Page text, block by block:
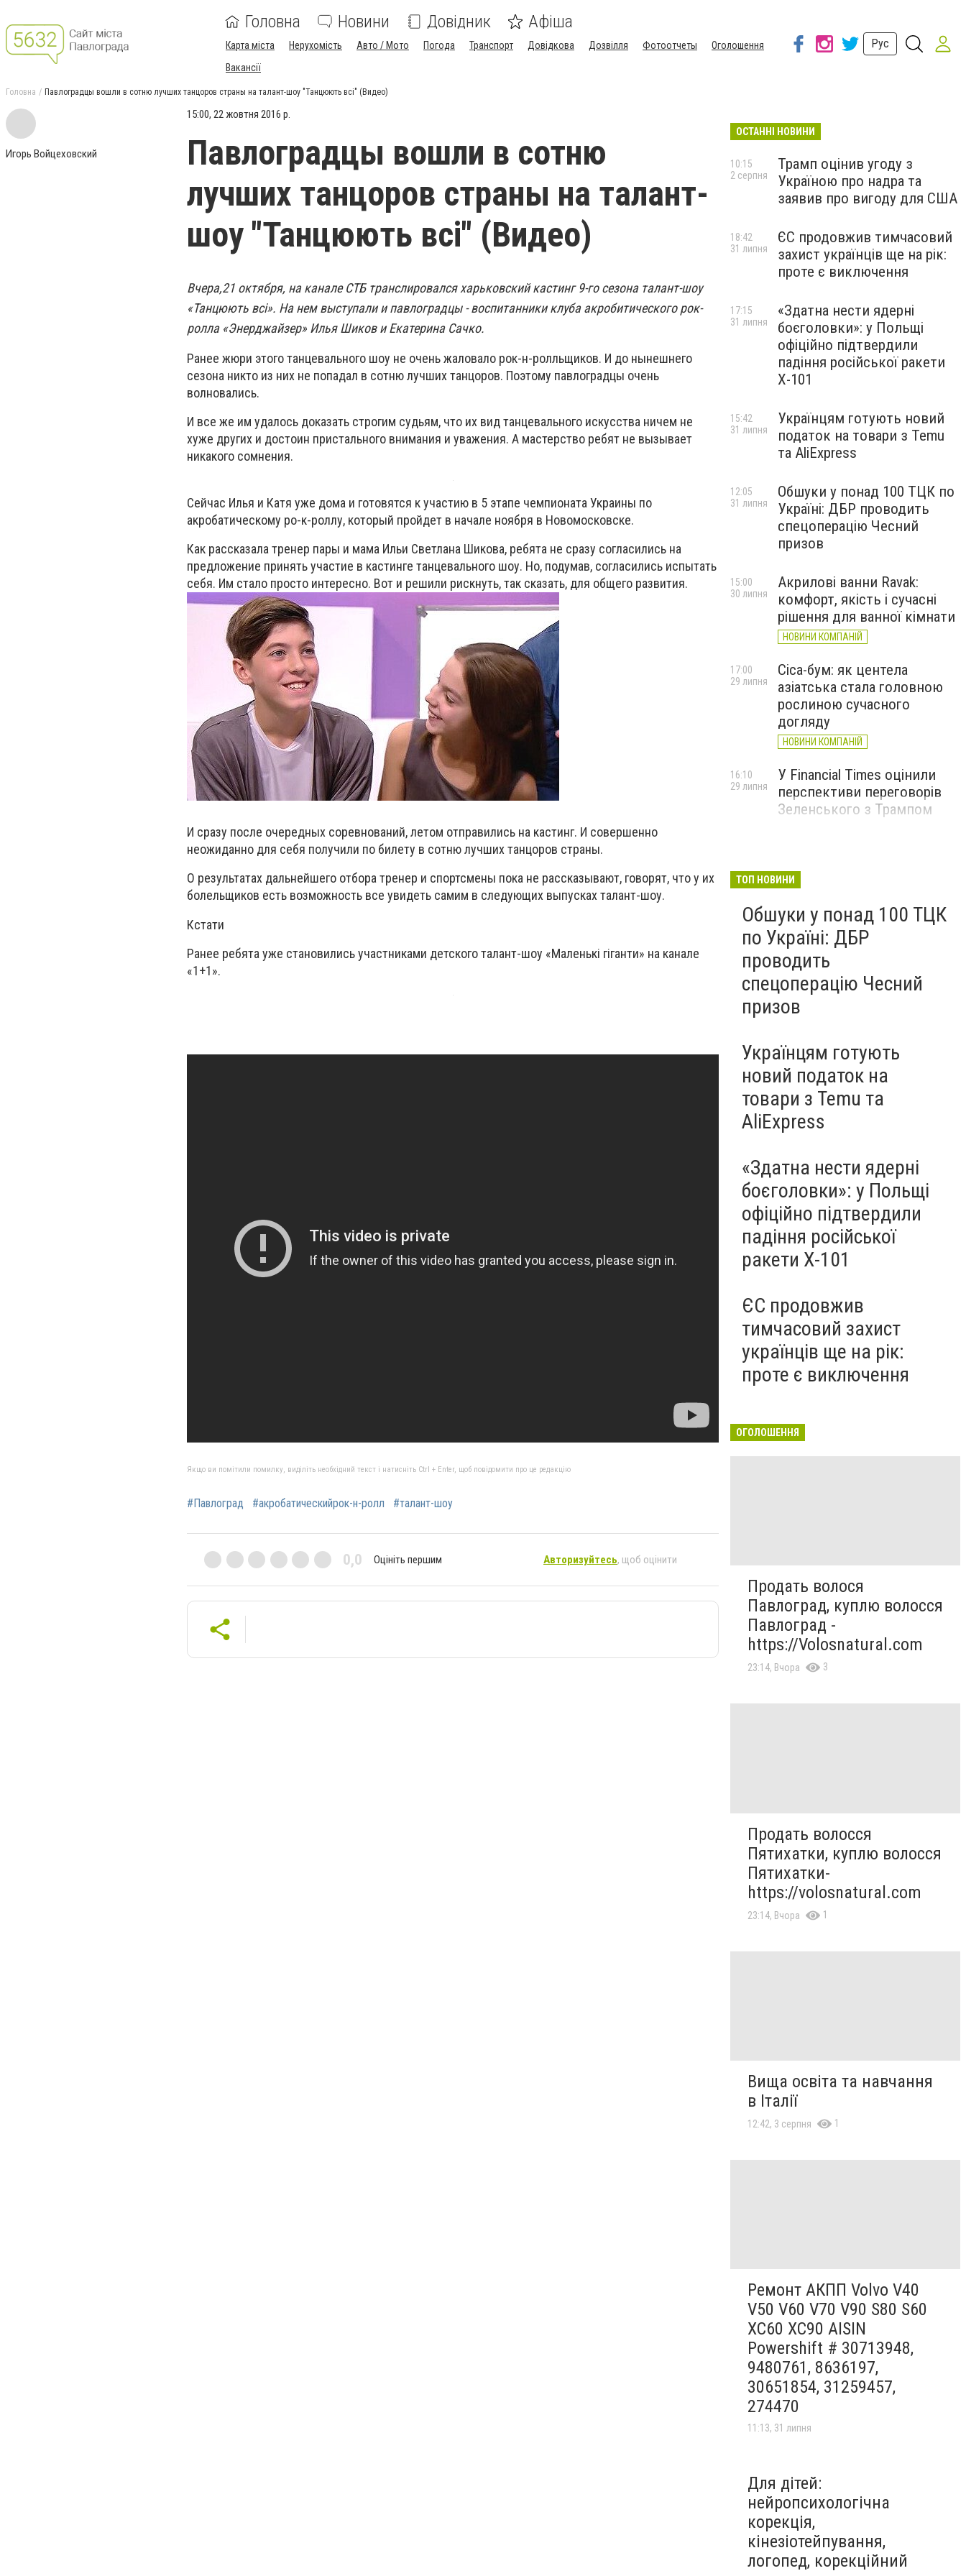
Головна Новини Довідник Афіша
Карта міста Нерухомість Авто / Мото Погода Транспорт Довідкова Дозвілля Фотоотчеты
Оголошення
Вакансії
Рус
Головна Павлоградцы вошли в сотню лучших танцоров страны на талант-шоу "Танцюють всі" (Видео)
Игорь Войцеховский
15:00, 22 жовтня 2016 р.
Павлоградцы вошли в сотню
лучших танцоров страны на талант-
шоу "Танцюють всі" (Видео)
Вчера,21 октября, на канале СТБ транслировался харьковский кастинг 9-го сезона талант-шоу
«Танцюють всi». На нем выступали и павлоградцы - воспитанники клуба акробитического рок-
ролла «Энерджайзер» Илья Шиков и Екатерина Сачко.
Ранее жюри этого танцевального шоу не очень жаловало рок-н-ролльщиков. И до нынешнего
сезона никто из них не попадал в сотню лучших танцоров. Поэтому павлоградцы очень
волновались.
И все же им удалось доказать строгим судьям, что их вид танцевального искусства ничем не
хуже других и достоин пристального внимания и уважения. А мастерство ребят не вызывает
никакого сомнения.
Сейчас Илья и Катя уже дома и готовятся к участию в 5 этапе чемпионата Украины по
акробатическому ро-к-роллу, который пройдет в начале ноября в Новомосковске.
Как рассказала тренер пары и мама Ильи Светлана Шикова, ребята не сразу согласились на
предложение принять участие в кастинге танцевального шоу. Но, подумав, согласились испытать
себя. Им стало просто интересно. Вот и решили рискнуть, так сказать, для общего развития.
И сразу после очередных соревнований, летом отправились на кастинг. И совершенно
неожиданно для себя получили по билету в сотню лучших танцоров страны.
О результатах дальнейшего отбора тренер и спортсмены пока не рассказывают, говорят, что у их
болельщиков есть возможность все увидеть самим в следующих выпусках талант-шоу.
Кстати
Ранее ребята уже становились участниками детского талант-шоу «Маленькi гiганти» на канале
«1+1».
Якщо ви помітили помилку, виділіть необхідний текст і натисніть Ctrl + Enter, щоб повідомити про це редакцію
#Павлоград #акробатическийрок-н-ролл #талант-шоу
0,0 Оцініть першим Авторизуйтесь, щоб оцінити
ОСТАННІ НОВИНИ
Трамп оцінив угоду з
Україною про надра та
заявив про вигоду для США
10:15
2 серпня
ЄС продовжив тимчасовий
захист українців ще на рік:
проте є виключення
18:42
31 липня
«Здатна нести ядерні
боєголовки»: у Польщі
офіційно підтвердили
падіння російської ракети
Х-101
17:15
31 липня
Українцям готують новий
податок на товари з Temu
та AliExpress
15:42
31 липня
Обшуки у понад 100 ТЦК по
Україні: ДБР проводить
спецоперацію Чесний
призов
12:05
31 липня
Акрилові ванни Ravak:
комфорт, якість і сучасні
рішення для ванної кімнати
НОВИНИ КОМПАНІЙ
15:00
30 липня
Cica-бум: як центела
азіатська стала головною
рослиною сучасного
догляду
НОВИНИ КОМПАНІЙ
17:00
29 липня
У Financial Times оцінили
перспективи переговорів
Зеленського з Трампом
16:10
29 липня
ТОП НОВИНИ
Обшуки у понад 100 ТЦК
по Україні: ДБР
проводить
спецоперацію Чесний
призов
Українцям готують
новий податок на
товари з Temu та
AliExpress
«Здатна нести ядерні
боєголовки»: у Польщі
офіційно підтвердили
падіння російської
ракети Х-101
ЄС продовжив
тимчасовий захист
українців ще на рік:
проте є виключення
ОГОЛОШЕННЯ
Продать волося
Павлоград, куплю волосся
Павлоград -
https://Volosnatural.com
23:14, Вчора 3
Продать волосся
Пятихатки, куплю волосся
Пятихатки-
https://volosnatural.com
23:14, Вчора 1
Вища освіта та навчання
в Італії
12:42, 3 серпня 1
Ремонт АКПП Volvo V40
V50 V60 V70 V90 S80 S60
XC60 XC90 AISIN
Powershift # 30713948,
9480761, 8636197,
30651854, 31259457,
274470
11:13, 31 липня
Для дітей:
нейропсихологічна
корекція,
кінезіотейпування,
логопед, корекційний